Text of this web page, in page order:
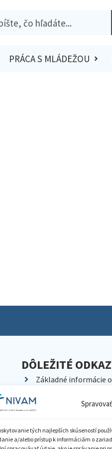
tých najlepších skúseností
a/alebo prístup k informáciám o
PRÁCA S MLÁDEŽOU
DÔLEŽITÉ
Základné informácie o
Kariéra
Pracoviská NIVaM